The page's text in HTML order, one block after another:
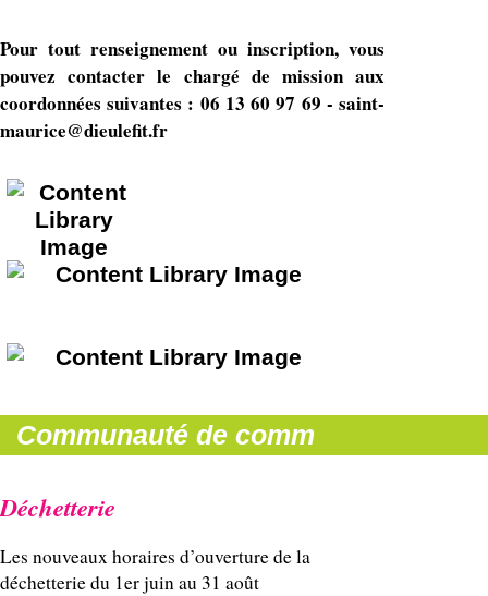
Pour tout renseignement ou inscription, vous
pouvez contacter le chargé de mission aux
coordonnées suivantes : 06 13 60 97 69 - saint-
maurice@dieulefit.fr
Communauté de comm
Déchetterie
Les nouveaux horaires d’ouverture de la
déchetterie du 1er juin au 31 août